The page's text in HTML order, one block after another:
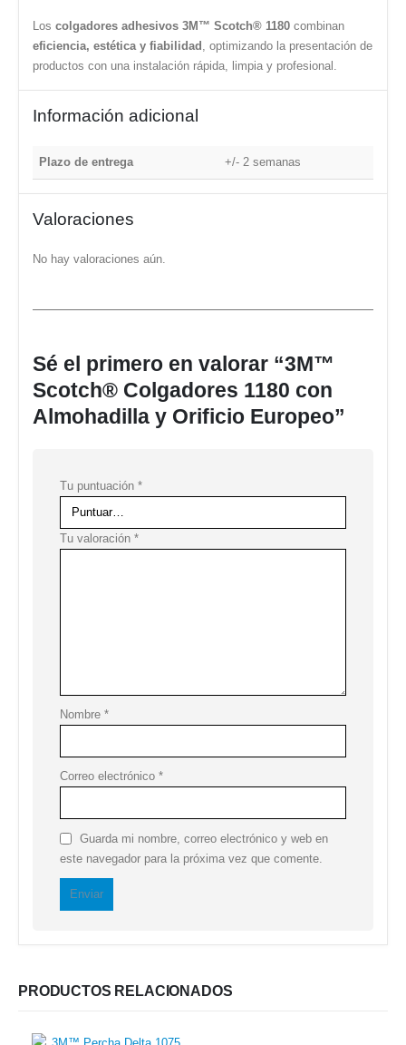
Los colgadores adhesivos 3M™ Scotch® 1180 combinan
eficiencia, estética y fiabilidad , optimizando la presentación de
productos con una instalación rápida, limpia y profesional.
Información adicional
Plazo de entrega +/- 2 semanas
Valoraciones
No hay valoraciones aún.
Sé el primero en valorar “3M™
Scotch® Colgadores 1180 con
Almohadilla y Orificio Europeo”
Tu puntuación *
Tu valoración *
Nombre *
Correo electrónico *
Guarda mi nombre, correo electrónico y web en
este navegador para la próxima vez que comente.
PRODUCTOS RELACIONADOS